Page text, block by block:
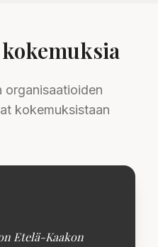
organisaatioiden
kokemuksistaan
Etelä-Kaakon